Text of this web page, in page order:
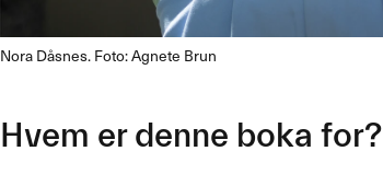
Nora Dåsnes. Foto: Agnete Brun
Hvem er denne boka for?